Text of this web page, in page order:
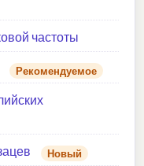
частоты
Рекомендуемое
Новый